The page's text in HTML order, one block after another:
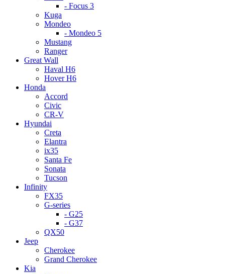
- Focus 3
Kuga
Mondeo
- Mondeo 5
Mustang
Ranger
Great Wall
Haval H6
Hover H6
Honda
Accord
Civic
CR-V
Hyundai
Creta
Elantra
ix35
Santa Fe
Sonata
Tucson
Infinity
FX35
G-series
- G25
- G37
QX50
Jeep
Cherokee
Grand Cherokee
Kia